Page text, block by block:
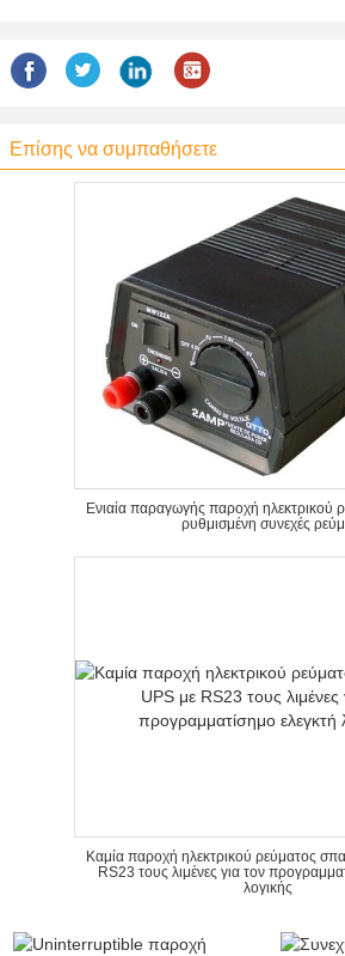
Επίσης να συμπαθήσετε
Ενιαία παραγωγής παροχή ηλεκτρικού
ρυθμισμένη συνεχές
Καμία παροχή ηλεκτρικού ρεύματος
RS23 τους λιμένες για τον
λογικής